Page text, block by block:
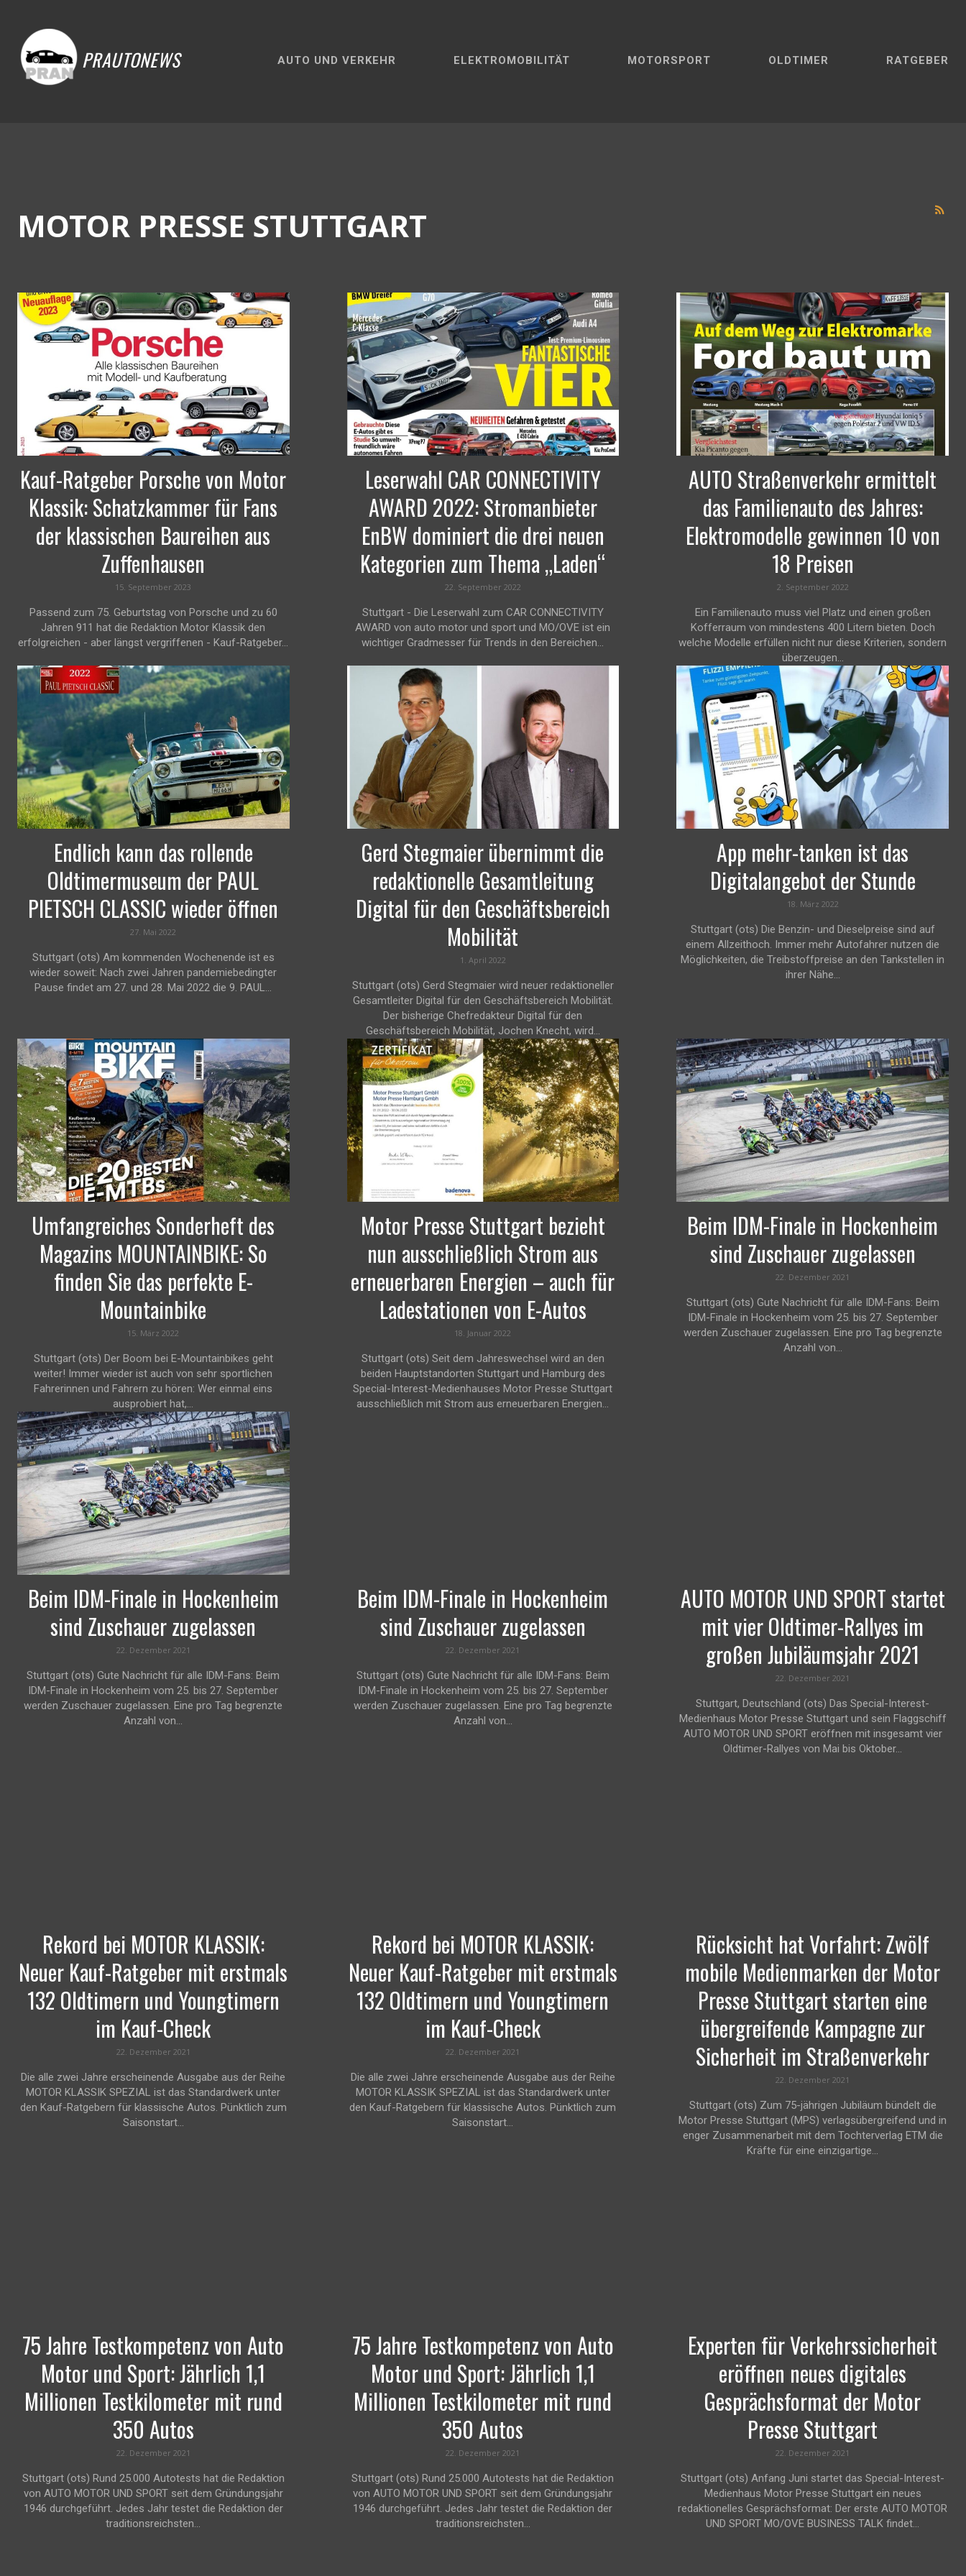
PRAUTONEWS AUTO UND VERKEHR ELEKTROMOBILITÄT MOTORSPORT OLDTIMER RATGEBER
MOTOR PRESSE STUTTGART
Kauf-Ratgeber Porsche von Motor
Klassik: Schatzkammer für Fans
der klassischen Baureihen aus
Zuffenhausen
15. September 2023
Passend zum 75. Geburtstag von Porsche und zu 60
Jahren 911 hat die Redaktion Motor Klassik den
erfolgreichen - aber längst vergriffenen - Kauf-Ratgeber...
Leserwahl CAR CONNECTIVITY
AWARD 2022: Stromanbieter
EnBW dominiert die drei neuen
Kategorien zum Thema „Laden“
22. September 2022
Stuttgart - Die Leserwahl zum CAR CONNECTIVITY
AWARD von auto motor und sport und MO/OVE ist ein
wichtiger Gradmesser für Trends in den Bereichen...
AUTO Straßenverkehr ermittelt
das Familienauto des Jahres:
Elektromodelle gewinnen 10 von
18 Preisen
2. September 2022
Ein Familienauto muss viel Platz und einen großen
Kofferraum von mindestens 400 Litern bieten. Doch
welche Modelle erfüllen nicht nur diese Kriterien, sondern
überzeugen...
Endlich kann das rollende
Oldtimermuseum der PAUL
PIETSCH CLASSIC wieder öffnen
27. Mai 2022
Stuttgart (ots) Am kommenden Wochenende ist es
wieder soweit: Nach zwei Jahren pandemiebedingter
Pause findet am 27. und 28. Mai 2022 die 9. PAUL...
Gerd Stegmaier übernimmt die
redaktionelle Gesamtleitung
Digital für den Geschäftsbereich
Mobilität
1. April 2022
Stuttgart (ots) Gerd Stegmaier wird neuer redaktioneller
Gesamtleiter Digital für den Geschäftsbereich Mobilität.
Der bisherige Chefredakteur Digital für den
Geschäftsbereich Mobilität, Jochen Knecht, wird...
App mehr-tanken ist das
Digitalangebot der Stunde
18. März 2022
Stuttgart (ots) Die Benzin- und Dieselpreise sind auf
einem Allzeithoch. Immer mehr Autofahrer nutzen die
Möglichkeiten, die Treibstoffpreise an den Tankstellen in
ihrer Nähe...
Umfangreiches Sonderheft des
Magazins MOUNTAINBIKE: So
finden Sie das perfekte E-
Mountainbike
15. März 2022
Stuttgart (ots) Der Boom bei E-Mountainbikes geht
weiter! Immer wieder ist auch von sehr sportlichen
Fahrerinnen und Fahrern zu hören: Wer einmal eins
ausprobiert hat,...
Motor Presse Stuttgart bezieht
nun ausschließlich Strom aus
erneuerbaren Energien – auch für
Ladestationen von E-Autos
18. Januar 2022
Stuttgart (ots) Seit dem Jahreswechsel wird an den
beiden Hauptstandorten Stuttgart und Hamburg des
Special-Interest-Medienhauses Motor Presse Stuttgart
ausschließlich mit Strom aus erneuerbaren Energien...
Beim IDM-Finale in Hockenheim
sind Zuschauer zugelassen
22. Dezember 2021
Stuttgart (ots) Gute Nachricht für alle IDM-Fans: Beim
IDM-Finale in Hockenheim vom 25. bis 27. September
werden Zuschauer zugelassen. Eine pro Tag begrenzte
Anzahl von...
Beim IDM-Finale in Hockenheim
sind Zuschauer zugelassen
22. Dezember 2021
Stuttgart (ots) Gute Nachricht für alle IDM-Fans: Beim
IDM-Finale in Hockenheim vom 25. bis 27. September
werden Zuschauer zugelassen. Eine pro Tag begrenzte
Anzahl von...
Beim IDM-Finale in Hockenheim
sind Zuschauer zugelassen
22. Dezember 2021
Stuttgart (ots) Gute Nachricht für alle IDM-Fans: Beim
IDM-Finale in Hockenheim vom 25. bis 27. September
werden Zuschauer zugelassen. Eine pro Tag begrenzte
Anzahl von...
AUTO MOTOR UND SPORT startet
mit vier Oldtimer-Rallyes im
großen Jubiläumsjahr 2021
22. Dezember 2021
Stuttgart, Deutschland (ots) Das Special-Interest-
Medienhaus Motor Presse Stuttgart und sein Flaggschiff
AUTO MOTOR UND SPORT eröffnen mit insgesamt vier
Oldtimer-Rallyes von Mai bis Oktober...
Rekord bei MOTOR KLASSIK:
Neuer Kauf-Ratgeber mit erstmals
132 Oldtimern und Youngtimern
im Kauf-Check
22. Dezember 2021
Die alle zwei Jahre erscheinende Ausgabe aus der Reihe
MOTOR KLASSIK SPEZIAL ist das Standardwerk unter
den Kauf-Ratgebern für klassische Autos. Pünktlich zum
Saisonstart...
Rekord bei MOTOR KLASSIK:
Neuer Kauf-Ratgeber mit erstmals
132 Oldtimern und Youngtimern
im Kauf-Check
22. Dezember 2021
Die alle zwei Jahre erscheinende Ausgabe aus der Reihe
MOTOR KLASSIK SPEZIAL ist das Standardwerk unter
den Kauf-Ratgebern für klassische Autos. Pünktlich zum
Saisonstart...
Rücksicht hat Vorfahrt: Zwölf
mobile Medienmarken der Motor
Presse Stuttgart starten eine
übergreifende Kampagne zur
Sicherheit im Straßenverkehr
22. Dezember 2021
Stuttgart (ots) Zum 75-jährigen Jubiläum bündelt die
Motor Presse Stuttgart (MPS) verlagsübergreifend und in
enger Zusammenarbeit mit dem Tochterverlag ETM die
Kräfte für eine einzigartige...
75 Jahre Testkompetenz von Auto
Motor und Sport: Jährlich 1,1
Millionen Testkilometer mit rund
350 Autos
22. Dezember 2021
Stuttgart (ots) Rund 25.000 Autotests hat die Redaktion
von AUTO MOTOR UND SPORT seit dem Gründungsjahr
1946 durchgeführt. Jedes Jahr testet die Redaktion der
traditionsreichsten...
75 Jahre Testkompetenz von Auto
Motor und Sport: Jährlich 1,1
Millionen Testkilometer mit rund
350 Autos
22. Dezember 2021
Stuttgart (ots) Rund 25.000 Autotests hat die Redaktion
von AUTO MOTOR UND SPORT seit dem Gründungsjahr
1946 durchgeführt. Jedes Jahr testet die Redaktion der
traditionsreichsten...
Experten für Verkehrssicherheit
eröffnen neues digitales
Gesprächsformat der Motor
Presse Stuttgart
22. Dezember 2021
Stuttgart (ots) Anfang Juni startet das Special-Interest-
Medienhaus Motor Presse Stuttgart ein neues
redaktionelles Gesprächsformat: Der erste AUTO MOTOR
UND SPORT MO/OVE BUSINESS TALK findet...